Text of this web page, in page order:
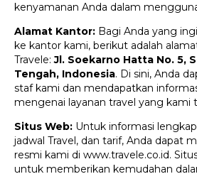
kenyamanan Anda dalam
Alamat Kantor: Bagi Anda yang
ke kantor kami, berikut adalah
Travele:Jl. Soekarno Hatta No. 5,
Tengah, Indonesia. Di sini, Anda
staf kami dan mendapatkan
mengenai layanan travel yang kami
Situs Web: Untuk informasi
jadwal Travel, dan tarif, Anda dapat
resmi kami di www.travele.co.id.
untuk memberikan kemudahan